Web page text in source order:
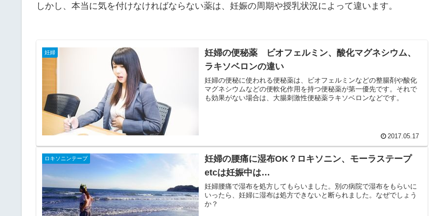
しかし、本当に気を付けなければならない薬は、妊娠の周期や授乳状況によって違います。
妊婦
妊婦の便秘薬 ビオフェルミン、酸化マグネシウム、
ラキソベロンの違い
妊婦の便秘に使われる便秘薬は、ビオフェルミンなどの整腸剤や酸化
マグネシウムなどの便軟化作用を持つ便秘薬が第一優先です。それで
も効果がない場合は、大腸刺激性便秘薬ラキソベロンなどです。
2017.05.17
ロキソニンテープ
妊婦の腰痛に湿布OK？ロキソニン、モーラステープ
etcは妊娠中は…
妊婦腰痛で湿布を処方してもらいました。別の病院で湿布をもらいに
いったら、妊婦に湿布は処方できないと断られました。なぜでしょう
か？